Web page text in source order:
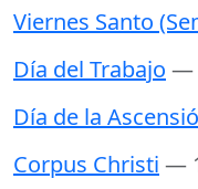
Viernes Santo
Día del Trabajo —
Día de la
Corpus Christi —